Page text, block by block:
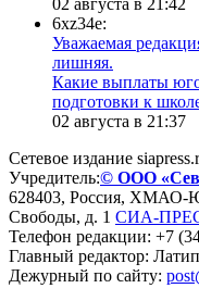
6xz34e:
Уважаемая
лишняя.
Какие выплаты
подготовки к
02 августа в 21:37
Сетевое издание
Учредитель:© ООО
628403, Россия, ХМАО-
Свободы, д. 1 СИА-
Телефон редакции: +7
Главный редактор:
Дежурный по сайту: